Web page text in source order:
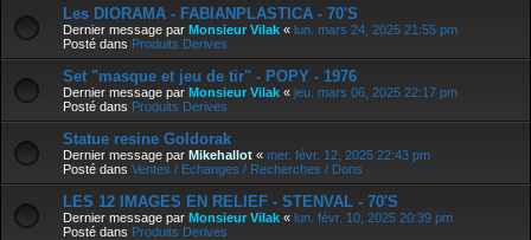
Les DIORAMA - FABIANPLASTICA - 70'S
Dernier message par Monsieur Vilak « lun. mars 24, 2025 21:55 pm
Posté dans Produits Derives
Set "masque et jeu de tir" - POPY - 1976
Dernier message par Monsieur Vilak « jeu. mars 06, 2025 22:17 pm
Posté dans Produits Derives
Statue resine Goldorak
Dernier message par Mikehallot « mer. févr. 12, 2025 22:43 pm
Posté dans Ventes / Echanges / Recherches / Dons
LES 12 IMAGES EN RELIEF - STENVAL - 70'S
Dernier message par Monsieur Vilak « lun. févr. 10, 2025 20:39 pm
Posté dans Produits Derives